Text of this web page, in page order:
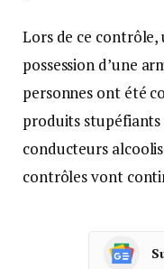
Lors de ce
possession d’une
personnes ont été
produits
conducteurs
contrôles vont